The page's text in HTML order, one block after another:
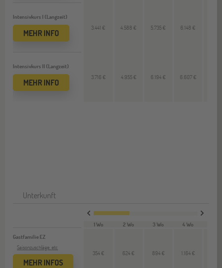
Intensivkurs I (Langzeit)
MEHR INFO
Intensivkurs II (Langzeit)
MEHR INFO
3.441 € 4.588 € 5.735 € 6.148 €
3.716 € 4.955 € 6.194 € 6.607 €
Unterkunft
Gastfamilie EZ
Saisonzuschläge, etc
MEHR INFOS
1 Wo 2 Wo 3 Wo 4 Wo
354 € 624 € 894 € 1.164 €